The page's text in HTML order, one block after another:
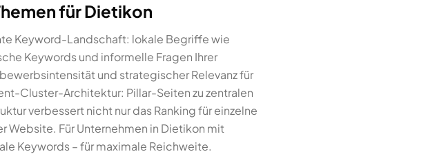
für Dietikon
Keyword-Landschaft: lokale Begriffe wie
Keywords und informelle Fragen Ihrer
und strategischer Relevanz für
Cluster-Architektur: Pillar-Seiten zu zentralen
verbessert nicht nur das Ranking für einzelne
Für Unternehmen in Dietikon mit
Keywords – für maximale Reichweite.